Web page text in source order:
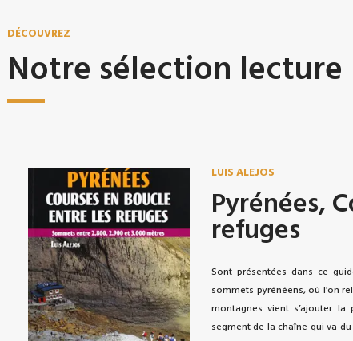
DÉCOUVREZ
Notre sélection lecture
LUIS ALEJOS
Pyrénées,
refuges
Sont présentées dans ce
sommets pyrénéens, où l’on
montagnes vient s’ajouter
segment de la chaîne qui va